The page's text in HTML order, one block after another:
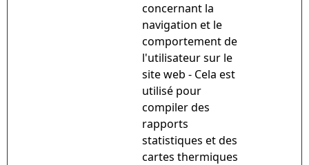
concernant la
navigation et le
comportement de
l'utilisateur sur le
site web - Cela est
utilisé pour
compiler des
rapports
statistiques et des
cartes thermiques